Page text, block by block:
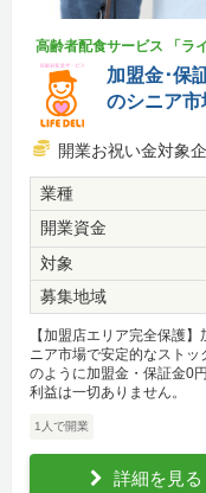
高齢者配食サービス 「ラ
加盟金･保
のシニア
開業お祝い金対象
業種
開業資金
対象
募集地域
【加盟店エリア完全保護
ニア市場で安定的なスト
のように加盟金・保証金0
利益は一切ありません。
1人で開業
詳細を見る